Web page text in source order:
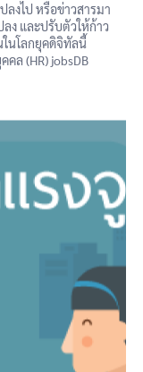
งไป หรือข่าวสารมา
ลง และปรับตัวให้ก้าว
นโลกยุคดิจิทัลนี้
ล (HR) jobsDB
วางแผนการทำงาน
วรมีสำหรับ HR ใน